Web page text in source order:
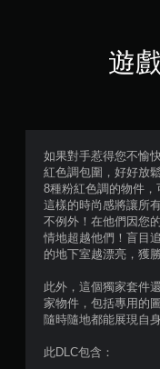
遊
如果對手惹得您不愉
紅色調包圍，好好放
8種粉紅色調的物件，
這樣的時尚感將讓所
不例外！在他們因您
情地超越他們！盲目
的地下室越漂亮，獲
此外，這個獨家套件
家物件，包括專用的
隨時隨地都能展現自
此DLC包含：